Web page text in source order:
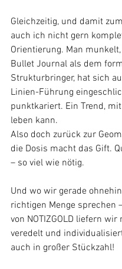
Gleichzeitig, und damit
auch ich nicht gern
Orientierung. Man
Bullet Journal als dem
Strukturbringer, hat sich
Linien-Führung
punktkariert. Ein Trend,
leben kann.
Also doch zurück zur
die Dosis macht das Gift.
– so viel wie nötig.
Und wo wir gerade
richtigen Menge sprechen
von NOTIZGOLD liefern
veredelt und
auch in großer Stückzahl!